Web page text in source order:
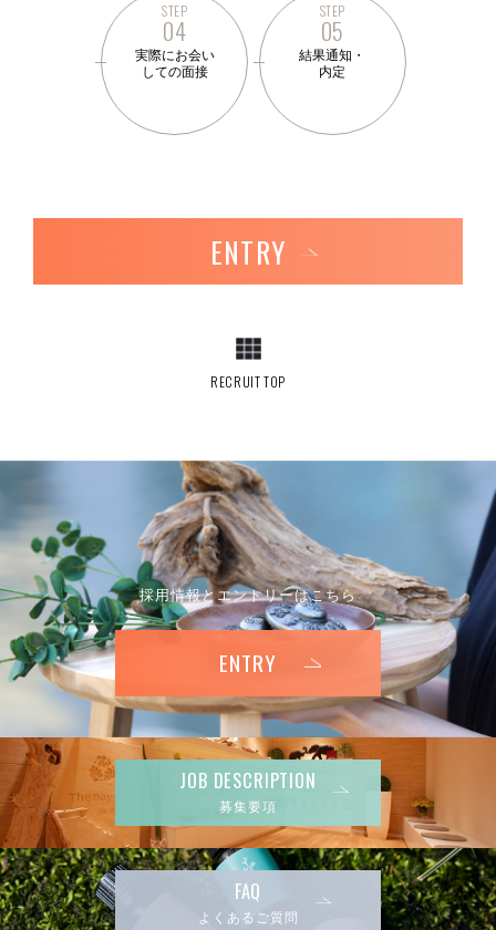
STEP
04
実際にお会い
しての面接
STEP
05
結果通知・
内定
ENTRY
RECRUIT TOP
採用情報とエントリーはこちら
ENTRY
JOB DESCRIPTION
募集要項
FAQ
よくあるご質問